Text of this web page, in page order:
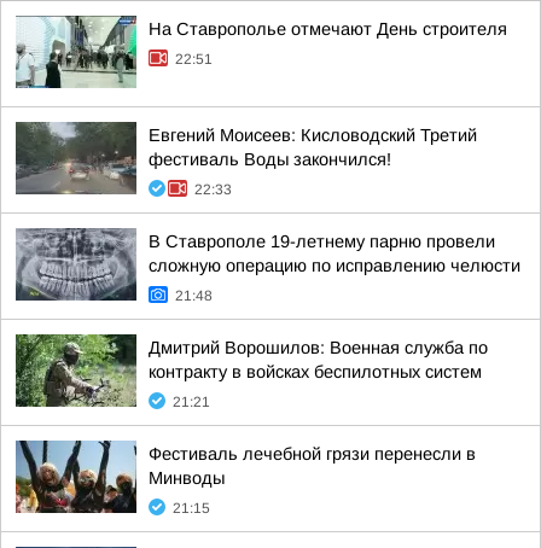
На Ставрополье отмечают День строителя
22:51
Евгений Моисеев: Кисловодский Третий
фестиваль Воды закончился!
22:33
В Ставрополе 19-летнему парню провели
сложную операцию по исправлению челюсти
21:48
Дмитрий Ворошилов: Военная служба по
контракту в войсках беспилотных систем
21:21
Фестиваль лечебной грязи перенесли в
Минводы
21:15